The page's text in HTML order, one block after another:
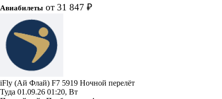
Авиабилеты от 31 847 ₽
iFly (Ай Флай) F7 5919 Ночной перелёт
Туда 01.09.26 01:20, Вт